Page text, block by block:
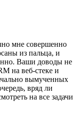
мне совершенно
из пальца, и
Ваши доводы не
на веб-стеке и
вымученных
вряд ли
на все задачи